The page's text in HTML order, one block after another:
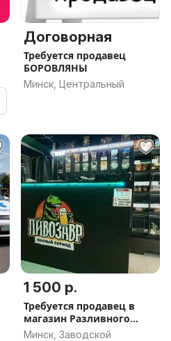
Договорная
Требуется продавец
БОРОВЛЯНЫ
Минск, Центральный
1 500 р.
Требуется продавец в
магазин Разливного
пива
Минск, Заводской